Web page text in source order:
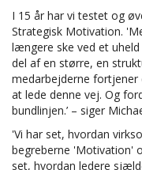
I 15 år har vi testet og
Strategisk Motivation.
længere ske ved et
del af en større, en
medarbejderne fortjener
at lede denne vej. Og
bundlinjen.’ – siger
'Vi har set, hvordan
begreberne 'Motivation'
set, hvordan ledere